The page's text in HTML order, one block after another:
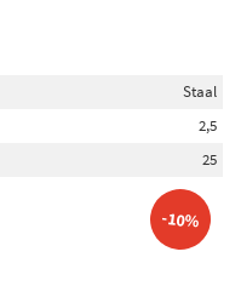
Staal
2,5
25
-10%